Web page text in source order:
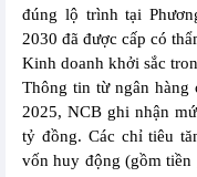
đúng lộ trình tại
2030 đã được cấp có
Kinh doanh khởi sắc
Thông tin từ ngân hàng
2025, NCB ghi nhận
tỷ đồng. Các chỉ tiêu
vốn huy động (gồm tiền